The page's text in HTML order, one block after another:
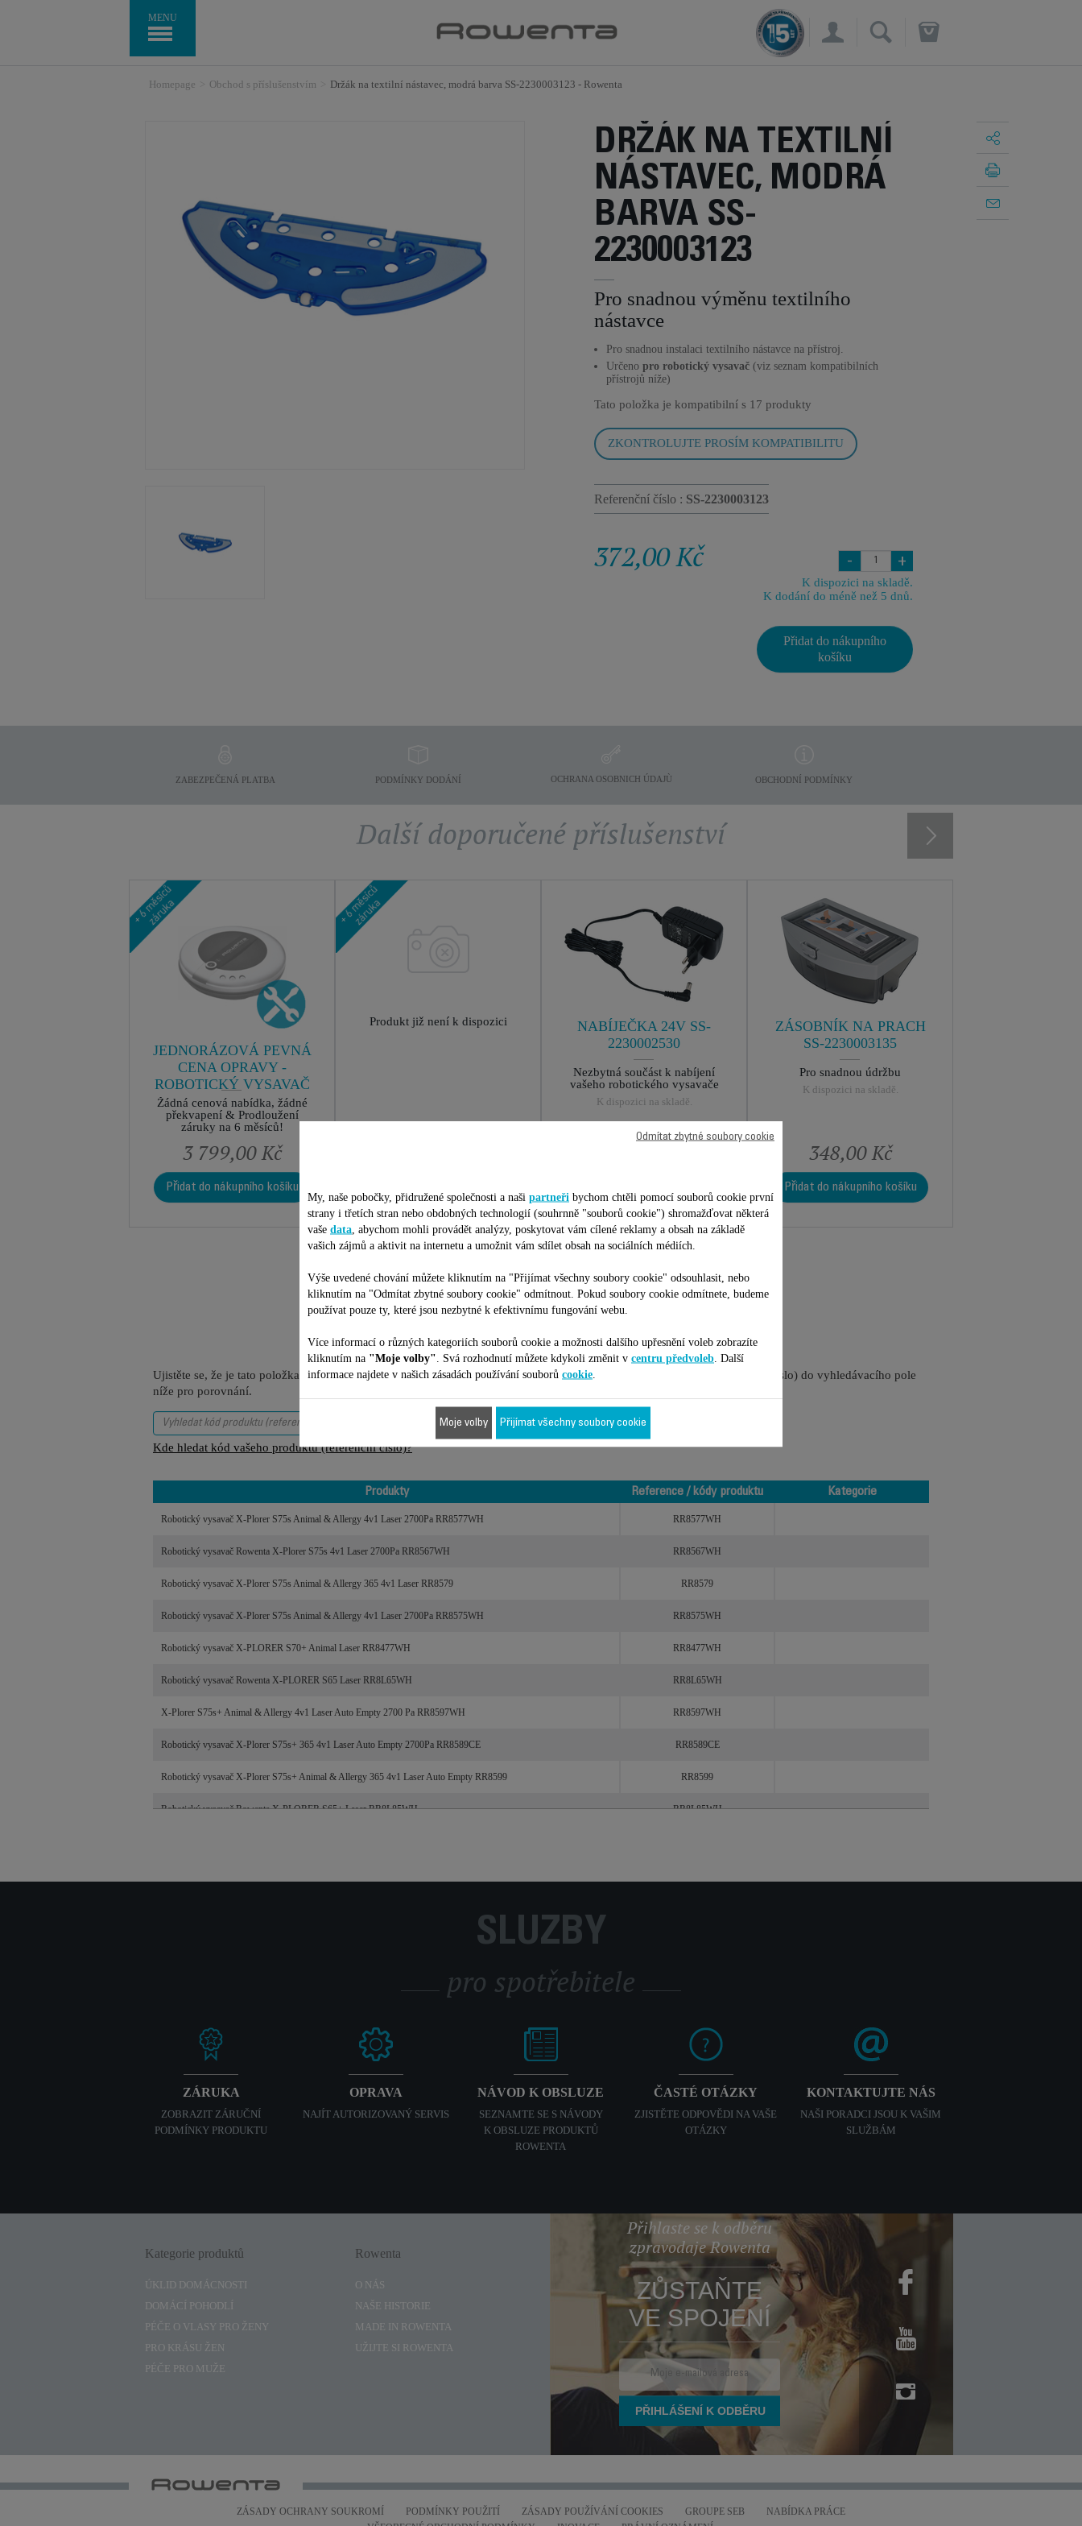
MENU
×
Homepage Obchod s příslušenstvím Držák na textilní nástavec, modrá barva SS-2230003123 - Rowenta
DRŽÁK NA TEXTILNÍ
NÁSTAVEC, MODRÁ
BARVA SS-
2230003123
Pro snadnou výměnu textilního
nástavce
Pro snadnou instalaci textilního nástavce na přístroj.
Určeno pro robotický vysavač (viz seznam kompatibilních
přístrojů níže)
Tato položka je kompatibilní s 17 produkty
ZKONTROLUJTE PROSÍM KOMPATIBILITU
Referenční číslo : SS-2230003123
372,00 Kč - +
K dispozici na skladě.
K dodání do méně než 5 dnů.
Přidat do nákupního
košíku
ZABEZPEČENÁ PLATBA PODMÍNKY DODÁNÍ OCHRANA OSOBNICH ÚDAJÙ OBCHODNÍ PODMÍNKY
Další doporučené příslušenství
JEDNORÁZOVÁ PEVNÁ
CENA OPRAVY -
ROBOTICKÝ VYSAVAČ
ROWENTA
Žádná cenová nabídka, žádné
překvapení & Prodloužení
záruky na 6 měsíců!
3 799,00 Kč
Přidat do nákupního košíku
Produkt již není k dispozici
NABÍJEČKA 24V SS-
2230002530
Nezbytná součást k nabíjení
vašeho robotického vysavače
K dispozici na skladě.
ZÁSOBNÍK NA PRACH
SS-2230003135
Pro snadnou údržbu
K dispozici na skladě.
348,00 Kč
Přidat do nákupního košíku
Je vhodné pro 17 produktů
Ujistěte se, že je tato položka kompatibilní s vaším zařízením/produktem. Zadejte prosím kód vašeho produktu (referenční číslo) do vyhledávacího pole
níže pro porovnání.
Kde hledat kód vašeho produktu (referenční číslo)?
Produkty Reference / kódy produktu
Kategorie
Robotický vysavač X-Plorer S75s Animal & Allergy 4v1 Laser 2700Pa RR8577WH RR8577WH
Robotický vysavač Rowenta X-Plorer S75s 4v1 Laser 2700Pa RR8567WH RR8567WH
Robotický vysavač X-Plorer S75s Animal & Allergy 365 4v1 Laser RR8579 RR8579
Robotický vysavač X-Plorer S75s Animal & Allergy 4v1 Laser 2700Pa RR8575WH RR8575WH
Robotický vysavač X-PLORER S70+ Animal Laser RR8477WH RR8477WH
Robotický vysavač Rowenta X-PLORER S65 Laser RR8L65WH RR8L65WH
X-Plorer S75s+ Animal & Allergy 4v1 Laser Auto Empty 2700 Pa RR8597WH RR8597WH
Robotický vysavač X-Plorer S75s+ 365 4v1 Laser Auto Empty 2700Pa RR8589CE RR8589CE
Robotický vysavač X-Plorer S75s+ Animal & Allergy 365 4v1 Laser Auto Empty RR8599 RR8599
Robotický vysavač Rowenta X-PLORER S65+ Laser RR8L85WH RR8L85WH
SLUŽBY
pro spotřebitele
ZÁRUKA
ZOBRAZIT ZÁRUČNÍ
PODMÍNKY PRODUKTU
OPRAVA
NAJÍT AUTORIZOVANÝ SERVIS
NÁVOD K OBSLUZE
SEZNAMTE SE S NÁVODY
K OBSLUZE PRODUKTŮ
ROWENTA
ČASTÉ OTÁZKY
ZJISTĚTE ODPOVĚDI NA VAŠE
OTÁZKY
KONTAKTUJTE NÁS
NAŠI PORADCI JSOU K VAŠIM
SLUŽBÁM
Kategorie produktů
ÚKLID DOMÁCNOSTI
DOMÁCÍ POHODLÍ
PÉČE O VLASY PRO ŽENY
PRO KRÁSU ŽEN
PÉČE PRO MUŽE
Rowenta
O NÁS
NAŠE HISTORIE
MADE IN ROWENTA
UŽIJTE SI ROWENTA
Přihlaste se k odběru
zpravodaje Rowenta
ZŮSTAŇTE
VE SPOJENÍ
ZÁSADY OCHRANY SOUKROMÍ PODMÍNKY POUŽITÍ ZÁSADY POUŽÍVÁNÍ COOKIES GROUPE SEB
NABÍDKA PRÁCE
My, naše pobočky, přidružené společnosti a naši partneři bychom chtěli pomocí souborů cookie první
strany i třetích stran nebo obdobných technologií (souhrnně "souborů cookie") shromažďovat některá
vaše data , abychom mohli provádět analýzy, poskytovat vám cílené reklamy a obsah na základě
vašich zájmů a aktivit na internetu a umožnit vám sdílet obsah na sociálních médiích.
Výše uvedené chování můžete kliknutím na "Přijímat všechny soubory cookie" odsouhlasit, nebo
kliknutím na "Odmítat zbytné soubory cookie" odmítnout. Pokud soubory cookie odmítnete, budeme
používat pouze ty, které jsou nezbytné k efektivnímu fungování webu.
Více informací o různých kategoriích souborů cookie a možnosti dalšího upřesnění voleb zobrazíte
kliknutím na "Moje volby" . Svá rozhodnutí můžete kdykoli změnit v centru předvoleb . Další
informace najdete v našich zásadách používání souborů cookie
Odmítat zbytné soubory cookie
Moje volby Přijímat všechny soubory cookie